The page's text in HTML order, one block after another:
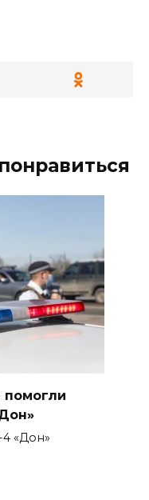
помогли
«Дон»